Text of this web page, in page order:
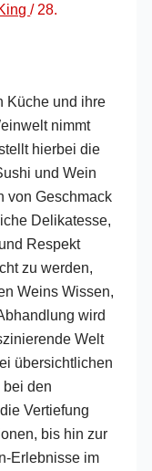
/ 28.
Küche und ihre
nimmt
hierbei die
und Wein
von Geschmack
Delikatesse,
Respekt
zu werden,
Weins Wissen,
wird
Welt
übersichtlichen
den
Vertiefung
bis hin zur
Erlebnisse im